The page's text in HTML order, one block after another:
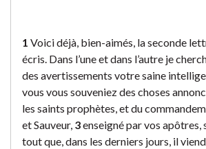
1 Voici déjà, bien-aimés, la seconde
écris. Dans l’une et dans l’autre je
des avertissements votre saine
vous vous souveniez des choses
les saints prophètes, et du
et Sauveur, 3enseigné par vos apôtres,
tout que, dans les derniers jours, il